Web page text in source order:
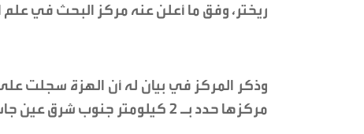
ريختر، وفق ما أعلن عنه مركز البحث في علم
مركزها حدد بـ 2 كيلومتر جنوب شرق عين جاسر بولاية باتنة.